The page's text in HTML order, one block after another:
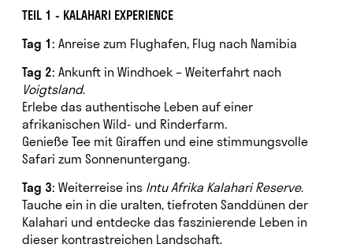
TEIL 1 - KALAHARI EXPERIENCE
Tag 1: Anreise zum Flughafen, Flug nach Namibia
Tag 2: Ankunft in Windhoek – Weiterfahrt nach
Voigtsland.
Erlebe das authentische Leben auf einer
afrikanischen Wild- und Rinderfarm.
Genieße Tee mit Giraffen und eine stimmungsvolle
Safari zum Sonnenuntergang.
Tag 3: Weiterreise ins Intu Afrika Kalahari Reserve.
Tauche ein in die uralten, tiefroten Sanddünen der
Kalahari und entdecke das faszinierende Leben in
dieser kontrastreichen Landschaft.